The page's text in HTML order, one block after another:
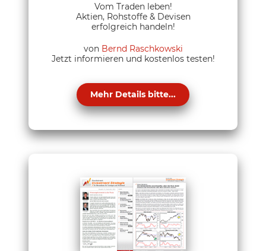
Vom Traden leben!
Aktien, Rohstoffe & Devisen
erfolgreich handeln!
von Bernd Raschkowski
Jetzt informieren und kostenlos testen!
Mehr Details bitte...